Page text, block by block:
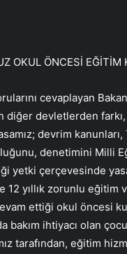
OKUL ÖNCESİ EĞİTİM
cevaplayan
devletlerden
devrim
denetimini Milli
yetki çerçevesinde
12 yıllık zorunlu
ettiği okul öncesi
ihtiyacı olan
tarafından, eğitim